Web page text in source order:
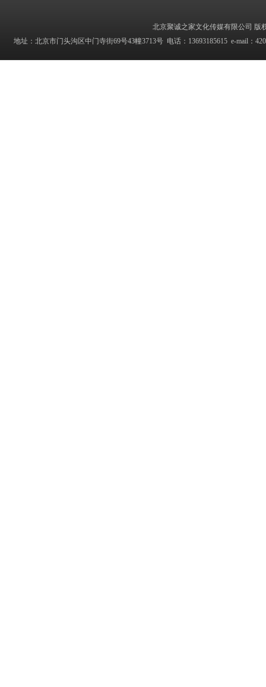
北京聚诚之家文化传媒有限公司 版
地址：北京市门头沟区中门寺街69号43幢3713号 电话：13693185615 e-mail：